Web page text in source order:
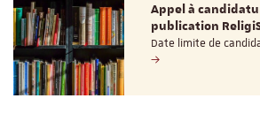
Appel à
publication
Date limite de